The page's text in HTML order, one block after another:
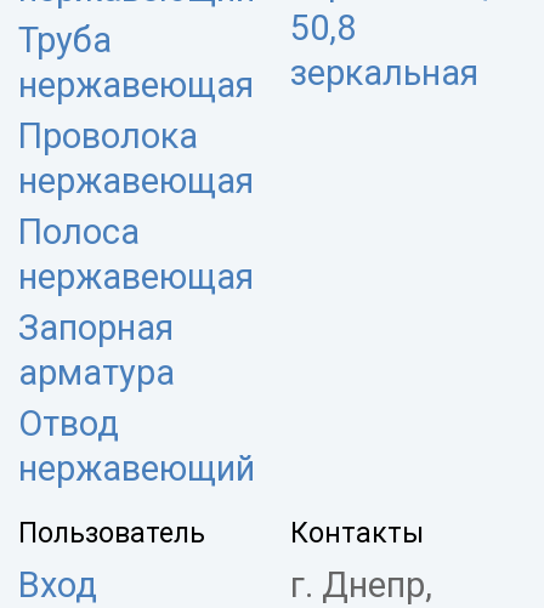
Труба
нержавеющая
Проволока
нержавеющая
Полоса
нержавеющая
Запорная
арматура
Отвод
нержавеющий
50,8
зеркальная
Пользователь
Вход
Контакты
г. Днепр,